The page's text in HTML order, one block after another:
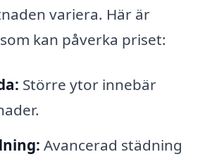
variera. Här är
kan påverka priset:
Större ytor innebär
Avancerad städning